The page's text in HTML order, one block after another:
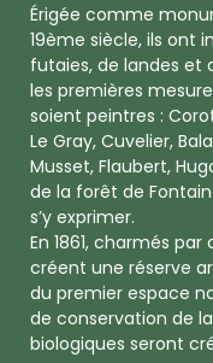
Érigée comme
19ème siècle, ils ont
futaies, de landes et
les premières
soient peintres :
Le Gray, Cuvelier,
Musset, Flaubert,
de la forêt de
s’y exprimer.
En 1861, charmés
créent une réserve
du premier espace
de conservation de
biologiques seront